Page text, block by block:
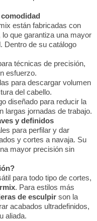
están fabricadas con
lo que garantiza una mayor
Dentro de su catálogo
técnicas de precisión,
esfuerzo.
para descargar volumen
del cabello.
diseñado para reducir la
largas jornadas de trabajo.
y definidos
para perfilar y dar
y cortes a navaja. Su
mayor precisión sin
para todo tipo de cortes,
. Para estilos más
de esculpir son la
acabados ultradefinidos,
aliada.